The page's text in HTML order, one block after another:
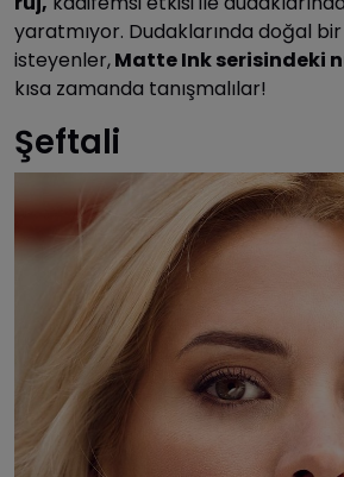
yaratmıyor. Dudaklarında doğal
isteyenler,Matte Ink serisindeki
kısa zamanda tanışmalılar!
Şeftali